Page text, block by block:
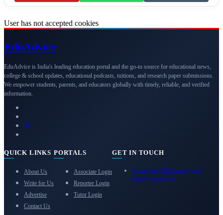
User has not accepted cookies
EduAdvice
EduAdvice is India's leading education portal and the go-to source for educational news,
college & school updates, educational podcasts, tuitions, and research paper submissions.
We empower students, parents, and educators globally with timely, reliable, and verified
information.
QUICK LINKS
About Us
Write for Us
Advertise
Contact Us
PORTALS
Associate Login
Reporter Login
Tutor Login
GET IN TOUCH
eduadvice11@gmail.com
info@eduadvice.in